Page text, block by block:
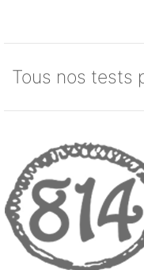
Tous nos tests